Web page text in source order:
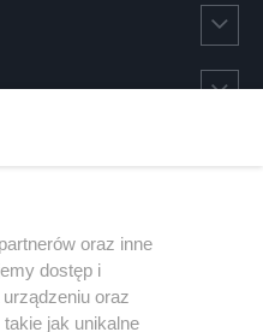
oraz inne
dostęp i
oraz
jak unikalne